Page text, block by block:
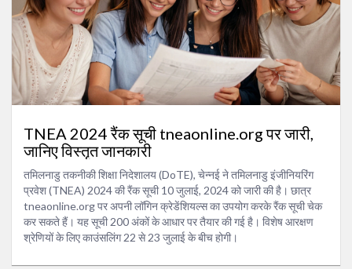
TNEA 2024 रैंक सूची tneaonline.org पर जारी,
जानिए विस्तृत जानकारी
तमिलनाडु तकनीकी शिक्षा निदेशालय (DoTE), चेन्नई ने तमिलनाडु इंजीनियरिंग
प्रवेश (TNEA) 2024 की रैंक सूची 10 जुलाई, 2024 को जारी की है। छात्र
tneaonline.org पर अपनी लॉगिन क्रेडेंशियल्स का उपयोग करके रैंक सूची चेक
कर सकते हैं। यह सूची 200 अंकों के आधार पर तैयार की गई है। विशेष आरक्षण
श्रेणियों के लिए काउंसलिंग 22 से 23 जुलाई के बीच होगी।